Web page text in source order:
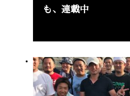
も、連載中